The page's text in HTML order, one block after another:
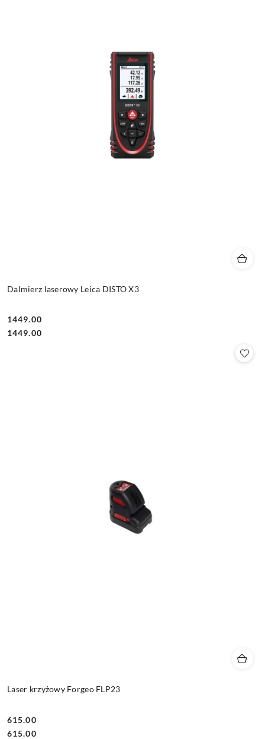
Dalmierz laserowy Leica DISTO X3
Cena:
1449.00
Cena:
1449.00
Laser krzyżowy Forgeo FLP23
Cena:
615.00
Cena:
615.00